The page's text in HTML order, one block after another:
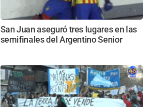
San Juan aseguró tres lugares en las
semifinales del Argentino Senior